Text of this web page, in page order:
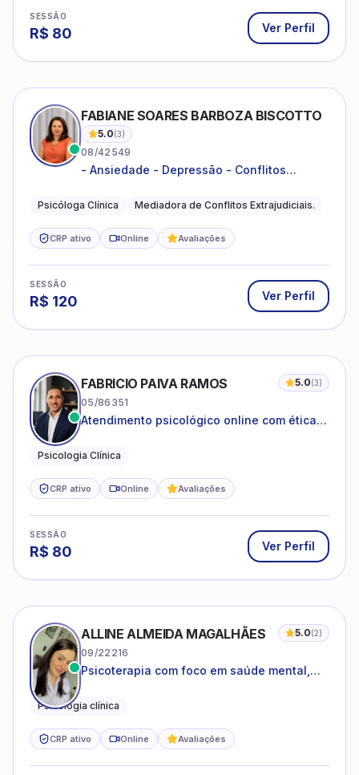
SESSÃO
R$ 80 Ver Perfil
FABIANE SOARES BARBOZA BISCOTTO
5.0(3)
08/42549
- Ansiedade - Depressão - Conflitos
relacionamentos - Autoestima -
Psicóloga Clínica Mediadora de Conflitos Extrajudiciais.
CRP ativo Online Avaliações
SESSÃO
R$ 120 Ver Perfil
FABRICIO PAIVA RAMOS 5.0(3)
05/86351
Atendimento psicológico online com ética,
Psicologia Clínica
CRP ativo Online Avaliações
SESSÃO
R$ 80 Ver Perfil
ALLINE ALMEIDA MAGALHÃES 5.0(2)
09/22216
Psicoterapia com foco em saúde mental,
adolescentes e adultos.
Psicologia clínica
CRP ativo Online Avaliações